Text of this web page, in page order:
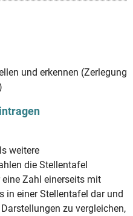
und erkennen (Zerlegung
weitere
die Stellentafel
Zahl einerseits mit
in einer Stellentafel dar und
zu vergleichen,